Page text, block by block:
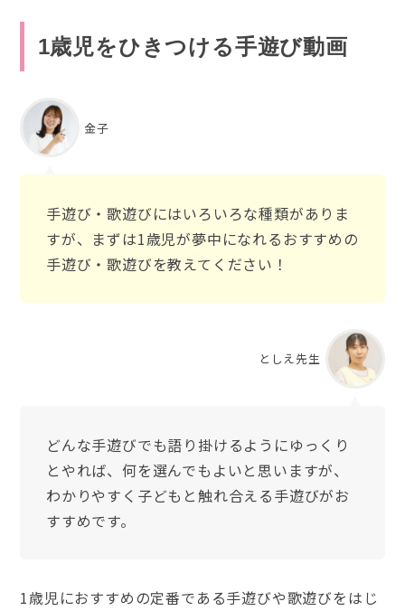
1歳児をひきつける手遊び動画
金子
手遊び・歌遊びにはいろいろな種類がありま
すが、まずは1歳児が夢中になれるおすすめの
手遊び・歌遊びを教えてください！
としえ先生
どんな手遊びでも語り掛けるようにゆっくり
とやれば、何を選んでもよいと思いますが、
わかりやすく子どもと触れ合える手遊びがお
すすめです。
1歳児におすすめの定番である手遊びや歌遊びをはじ